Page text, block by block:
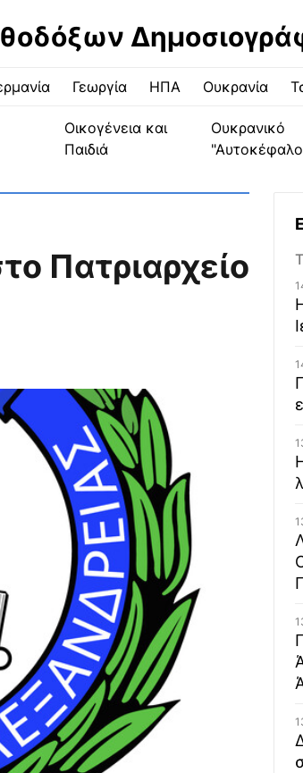
Γεωργία ΗΠΑ Ουκρανία
Οικογένεια και
Παιδιά
Ουκρανικό
Πατριαρχείο